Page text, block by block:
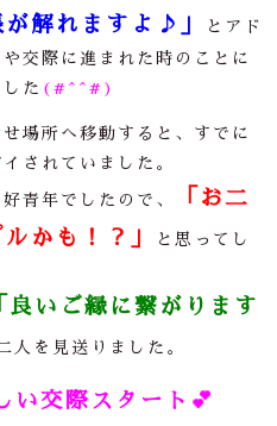
解れますよ♪」
とアド
交際に進まれた時のことに
た (#^^#)
場所へ移動すると、すでに
されていました。
青年でしたので、
「お二
かも！？」
と思ってし
良いご縁に繋がります
人を見送りました。
い交際スタート 💕